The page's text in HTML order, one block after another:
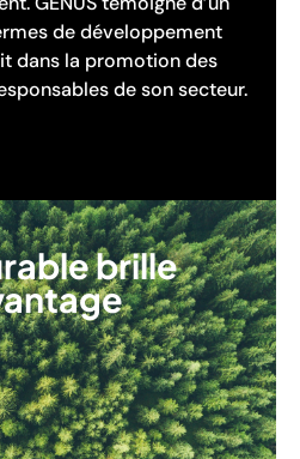
de développement
dans la promotion des
de son secteur.
brille